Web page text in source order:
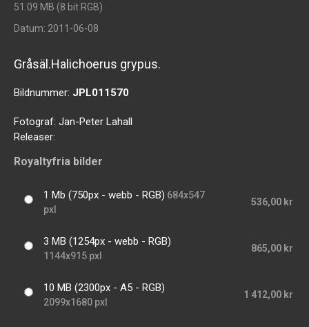
51.09 MB (8 bit RGB)
Datum: 2011-06-08
Gråsäl.Halichoerus grypus.
Bildnummer: JPL011570
Fotograf: Jan-Peter Lahall
Releaser:
Royaltyfria bilder
1 Mb (750px - webb - RGB) 684x547
pxl
536,00 kr
3 MB (1254px - webb - RGB)
1144x915 pxl
865,00 kr
10 MB (2300px - A5 - RGB)
2099x1680 pxl
1 412,00 kr